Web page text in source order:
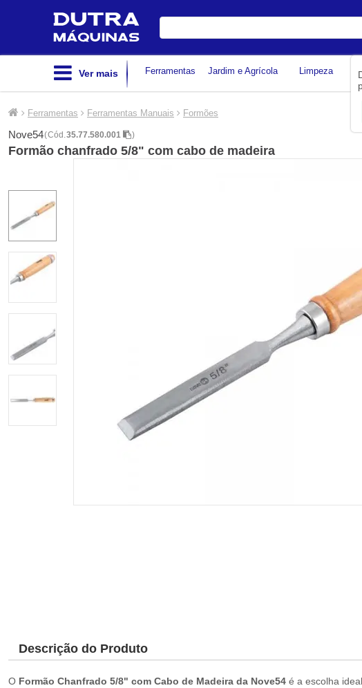
Digite
Ver mais Ferramentas Jardim e Agrícola Limpeza
Ferramentas Ferramentas Manuais Formões
Nove54(Cód. 35.77.580.001 )
Formão chanfrado 5/8" com cabo de madeira
Descrição do Produto
O Formão Chanfrado 5/8" com Cabo de Madeira da Nove54 é a escolha